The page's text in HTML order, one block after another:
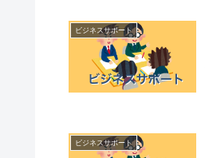
ビジネスサポート
ビジネスサポート